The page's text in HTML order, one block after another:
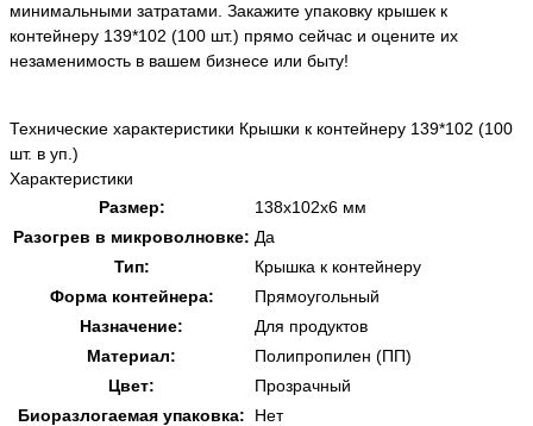
минимальными затратами. Закажите упаковку крышек к
контейнеру 139*102 (100 шт.) прямо сейчас и оцените их
незаменимость в вашем бизнесе или быту!
Технические характеристики Крышки к контейнеру 139*102 (100
шт. в уп.)
Характеристики
Размер:
138х102х6 мм
Разогрев в микроволновке: Да
Тип:
Крышка к контейнеру
Форма контейнера:
Прямоугольный
Назначение:
Для продуктов
Материал:
Полипропилен (ПП)
Цвет:
Прозрачный
Биоразлогаемая упаковка:
Нет